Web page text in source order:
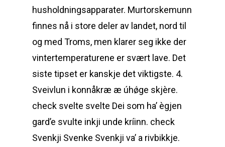
husholdningsapparater. Murtorskemunn
finnes nå i store deler av landet, nord til
og med Troms, men klarer seg ikke der
vintertemperaturene er svært lave. Det
siste tipset er kanskje det viktigste. 4.
Sveivlun i konnåkræ æ úhǿge skjère.
check svelte svelte Dei som ha’ ègjen
gard’e svulte inkji unde kríinn. check
Svenkji Svenke Svenkji va’ a rivbikkje.